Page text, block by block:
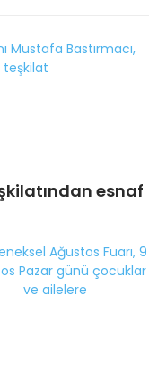
esnaf